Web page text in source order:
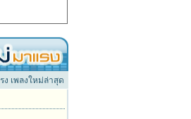
ง เพลงใหม่ล่าสุด